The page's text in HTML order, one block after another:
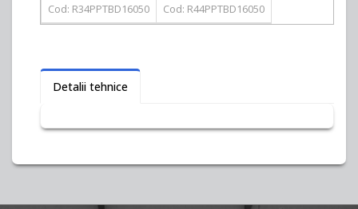
Cod: R34PPTBD16050 Cod: R44PPTBD16050
Detalii tehnice